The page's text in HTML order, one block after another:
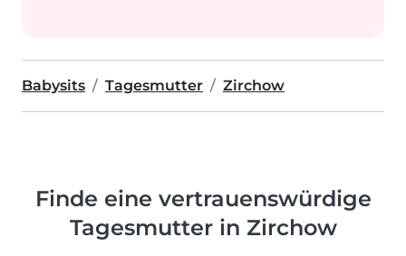
Babysits Tagesmutter Zirchow
Finde eine vertrauenswürdige
Tagesmutter in Zirchow